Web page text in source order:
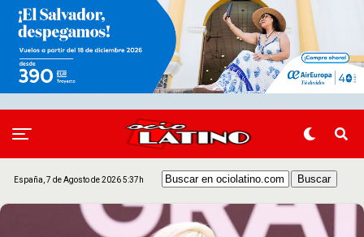
España, 7 de Agosto de 2026 5:37h